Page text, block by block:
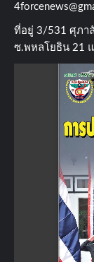
ที่อยู่​ 3/531​ ศุภา
ซ.พหลโยธิน​ 21​